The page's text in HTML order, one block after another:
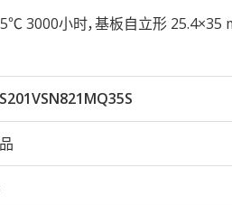
3000小时，基板自立形 25.4×35